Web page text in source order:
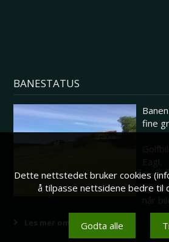
BANESTATUS
fine
vil
Les mer om banestatus her
Dette nettstedet bruker cookies
å tilpasse nettsidene bedre til
Godta alle